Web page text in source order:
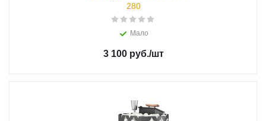
280
Мало
3 100 руб./шт